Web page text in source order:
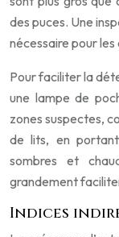
des puces. Une
nécessaire pour
Pour faciliter la
une lampe de
zones suspectes,
de lits, en
sombres et
grandement
Indices